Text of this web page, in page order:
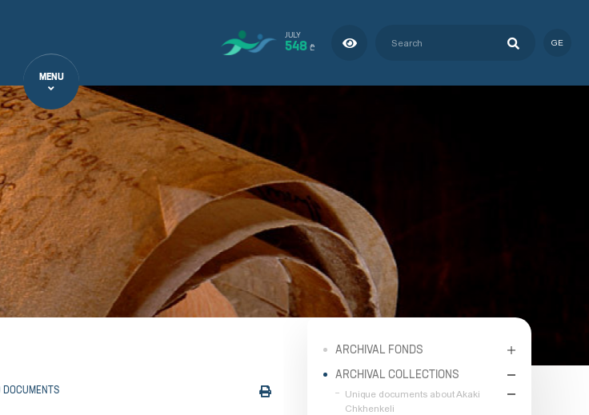
JULY
548 ₾ GE
MENU
DOCUMENTS
ARCHIVAL FONDS
ARCHIVAL COLLECTIONS
Unique documents about Akaki
Chkhenkeli